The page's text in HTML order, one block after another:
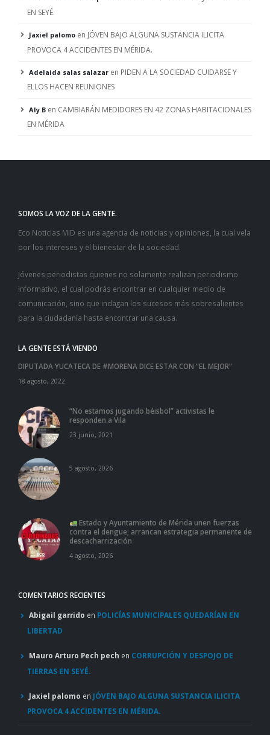
EN SEYÉ.
Jaxiel palomo en JÓVEN BAJO ALGUNA SUSTANCIA ILICITA
PROVOCA 4 ACCIDENTES EN MÉRIDA.
Adelaida salas salazar en PIDEN A LA SOCIEDAD CUIDARSE Y
ELLOS HACEN REUNIONES
Aly B en CAMBIARÁN MEDIDORES EN 42 ZONAS HABITACIONALES
EN MÉRIDA
SOMOS LA VOZ DE LA GENTE.
Eco Noticias MID es una agencia de noticias y opiniones, la cual vela
por los intereses y el bienestar de la sociedad.
Jóvenes periodistas quienes no solamente realizan periodismo
informativo, el cual podrás encontrar en cualquier medio de
comunicación, sino que indagan los sucesos más sobresalientes
para la ciudadanía hasta encontrar una causa.
LA GENTE ESTÁ VIENDO
DIPUTADA YUCATECA DE #MORENA DICE ESTAR CON “EL MEJOR”
18 agosto, 2022
“No estamos jugando béisbol” activistas le
responden a Vila
23 junio, 2021
5 agosto, 2026
Estado y Ayuntamiento de Mérida unen fuerzas
contra el dengue; arrancan estrategia permanente de
descacharrización
4 agosto, 2026
COMENTARIOS RECIENTES
Abigail garrido en POLICÍAS MUNICIPALES QUEDARÍAN EN
LIBERTAD
Mauro Arturo Pech pech en CORRUPCIÓN Y DESPOJO DE
TIERRAS EN SEYÉ.
Jaxiel palomo en JÓVEN BAJO ALGUNA SUSTANCIA ILICITA
PROVOCA 4 ACCIDENTES EN MÉRIDA.